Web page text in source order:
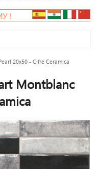
20x50 - Cifre Ceramica
Montblanc